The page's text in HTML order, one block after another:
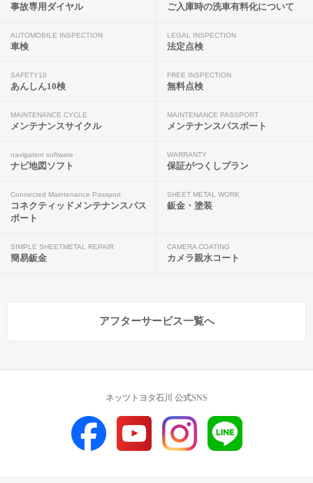
事故専用ダイヤル ご入庫時の洗車有料化について
AUTOMOBILE INSPECTION
車検
LEGAL INSPECTION
法定点検
SAFETY10
あんしん10検
FREE INSPECTION
無料点検
MAINTENANCE CYCLE
メンテナンスサイクル
MAINTENANCE PASSPORT
メンテナンスパスポート
navigation software
ナビ地図ソフト
WARRANTY
保証がつくしプラン
Connected Maintenance Passport
コネクティッドメンテナンスパス
ポート
SHEET METAL WORK
鈑金・塗装
SIMPLE SHEETMETAL REPAIR
簡易鈑金
CAMERA COATING
カメラ親水コート
アフターサービス一覧へ
ネッツトヨタ石川 公式SNS